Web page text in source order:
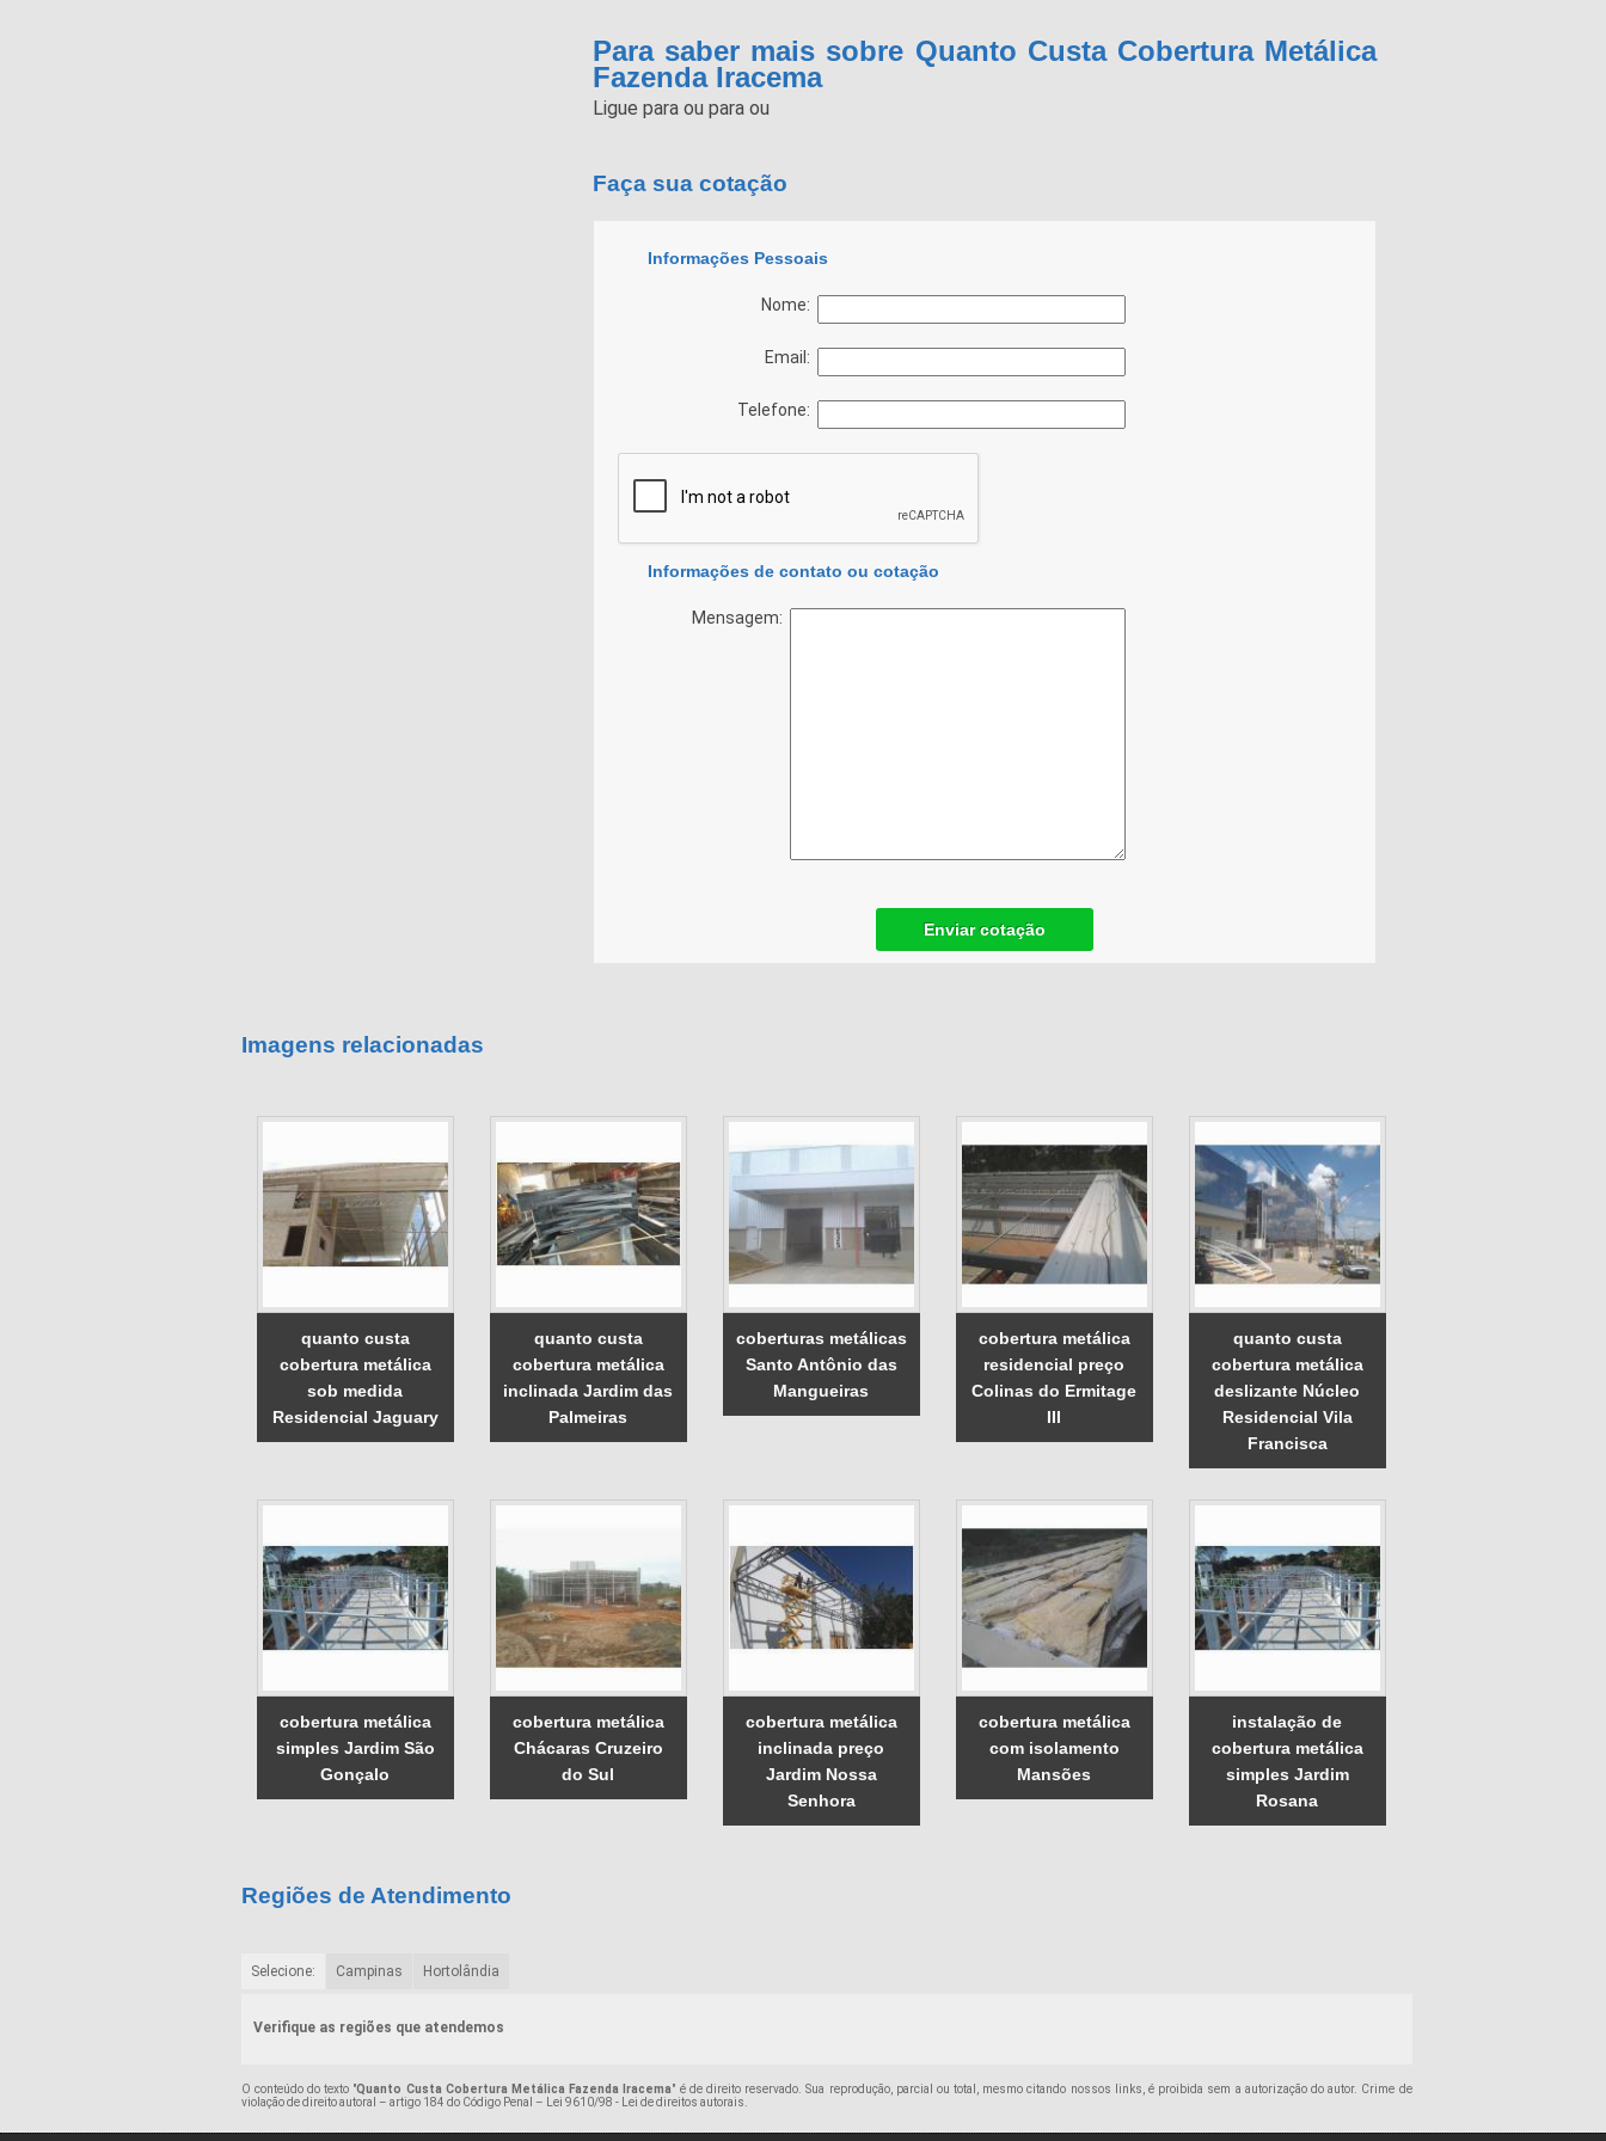
Para saber mais sobre Quanto Custa Cobertura Metálica
Fazenda Iracema
Ligue para ou para ou
Faça sua cotação
Informações Pessoais
Nome:
Email:
Telefone:
Informações de contato ou cotação
Mensagem:
Enviar cotação
Imagens relacionadas
quanto custa
cobertura metálica
sob medida
Residencial Jaguary
quanto custa
cobertura metálica
inclinada Jardim das
Palmeiras
coberturas metálicas
Santo Antônio das
Mangueiras
cobertura metálica
residencial preço
Colinas do Ermitage
III
quanto custa
cobertura metálica
deslizante Núcleo
Residencial Vila
Francisca
cobertura metálica
simples Jardim São
Gonçalo
cobertura metálica
Chácaras Cruzeiro
do Sul
cobertura metálica
inclinada preço
Jardim Nossa
Senhora
cobertura metálica
com isolamento
Mansões
instalação de
cobertura metálica
simples Jardim
Rosana
Regiões de Atendimento
Selecione: Campinas Hortolândia
Verifique as regiões que atendemos
O conteúdo do texto "Quanto Custa Cobertura Metálica Fazenda Iracema" é de direito reservado. Sua reprodução, parcial ou total, mesmo citando nossos links, é proibida sem a autorização do autor. Crime de
violação de direito autoral – artigo 184 do Código Penal – Lei 9610/98 - Lei de direitos autorais.